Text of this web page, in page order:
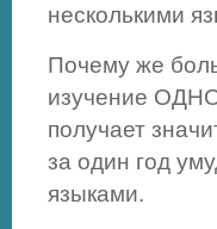
несколькими
Почему же
изучение
получает
за один год
языками.